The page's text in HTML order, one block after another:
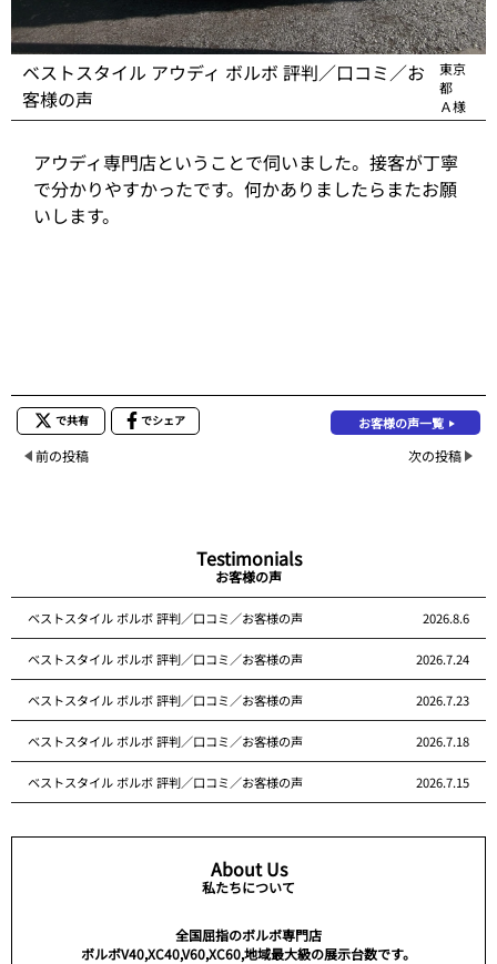
ベストスタイル アウディ ボルボ 評判／口コミ／お
客様の声
東京
都
Ａ様
アウディ専門店ということで伺いました。接客が丁寧
で分かりやすかったです。何かありましたらまたお願
いします。
で共有 でシェア お客様の声一覧
前の投稿 次の投稿
Testimonials
お客様の声
ベストスタイル ボルボ 評判／口コミ／お客様の声 2026.8.6
ベストスタイル ボルボ 評判／口コミ／お客様の声 2026.7.24
ベストスタイル ボルボ 評判／口コミ／お客様の声 2026.7.23
ベストスタイル ボルボ 評判／口コミ／お客様の声 2026.7.18
ベストスタイル ボルボ 評判／口コミ／お客様の声 2026.7.15
About Us
私たちについて
全国屈指のボルボ専門店
ボルボV40,XC40,V60,XC60,地域最大級の展示台数です。